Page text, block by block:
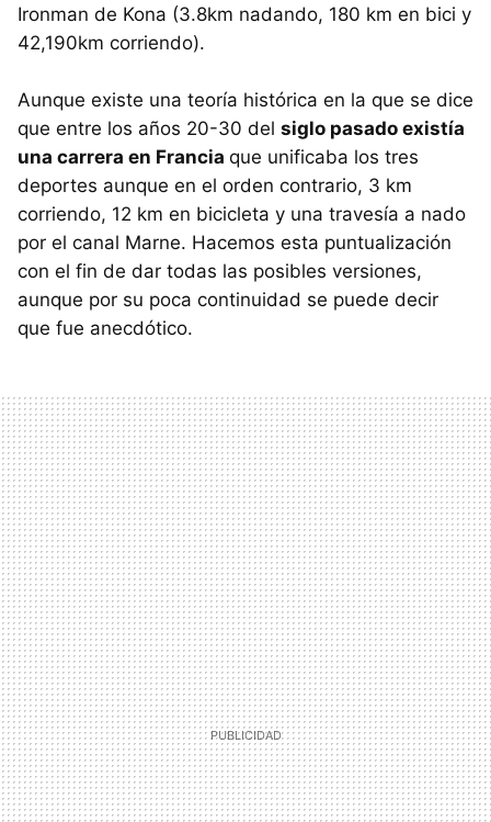
Ironman de Kona (3.8km nadando, 180 km en bici y
42,190km corriendo).
Aunque existe una teoría histórica en la que se dice
que entre los años 20-30 del siglo pasado existía
una carrera en Francia que unificaba los tres
deportes aunque en el orden contrario, 3 km
corriendo, 12 km en bicicleta y una travesía a nado
por el canal Marne. Hacemos esta puntualización
con el fin de dar todas las posibles versiones,
aunque por su poca continuidad se puede decir
que fue anecdótico.